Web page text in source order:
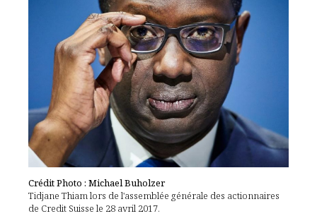
Crédit Photo : Michael Buholzer
Tidjane Thiam lors de l'assemblée générale des actionnaires
de Credit Suisse le 28 avril 2017.